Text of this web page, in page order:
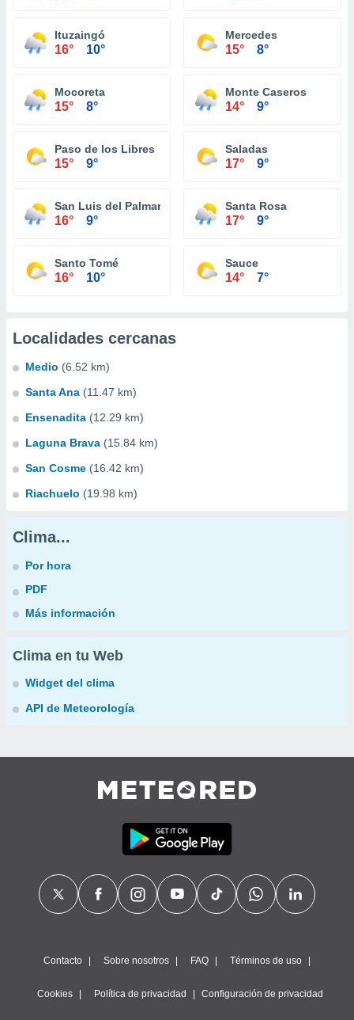
Ituzaingó
16° 10°
Mercedes
15° 8°
Mocoreta
15° 8°
Monte Caseros
14° 9°
Paso de los Libres
15° 9°
Saladas
17° 9°
San Luis del Palmar
16° 9°
Santa Rosa
17° 9°
Santo Tomé
16° 10°
Sauce
14° 7°
Localidades cercanas
Medio (6.52 km)
Santa Ana (11.47 km)
Ensenadita (12.29 km)
Laguna Brava (15.84 km)
San Cosme (16.42 km)
Riachuelo (19.98 km)
Clima...
Por hora
PDF
Más información
Clima en tu Web
Widget del clima
API de Meteorología
Contacto Sobre nosotros FAQ Términos de uso
Cookies Política de privacidad Configuración de privacidad